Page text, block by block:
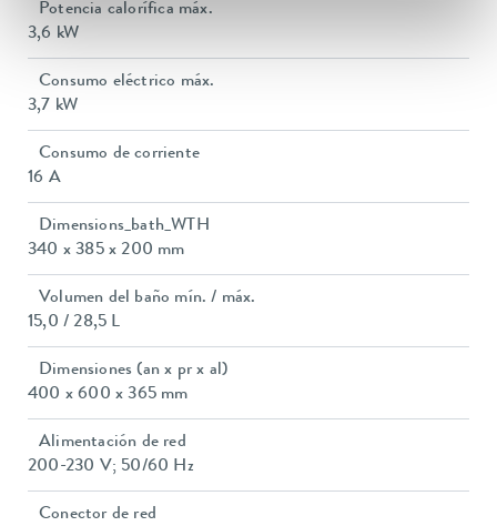
Potencia calorífica máx.
3,6 kW
Consumo eléctrico máx.
3,7 kW
Consumo de corriente
16 A
Dimensions_bath_WTH
340 x 385 x 200 mm
Volumen del baño mín. / máx.
15,0 / 28,5 L
Dimensiones (an x pr x al)
400 x 600 x 365 mm
Alimentación de red
200-230 V; 50/60 Hz
Conector de red